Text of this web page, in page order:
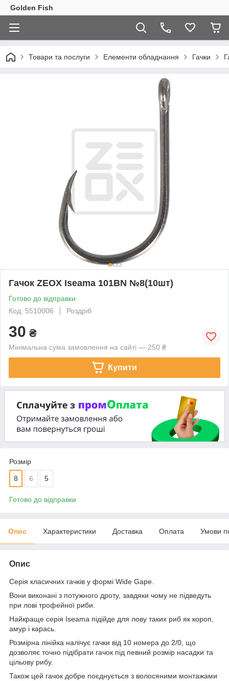
Golden Fish
Товари та послуги Елементи обладнання Гачки
Гачок ZEOX Iseama 101BN №8(10шт)
Готово до відправки
Код: 5510006
Роздріб
30 ₴
Мінімальна сума замовлення на сайті — 250 ₴
Купити
Розмір
8 6 5
Готово до відправки
Опис Характеристики Доставка Оплата Умови
Опис
Серія класичних гачків у формі Wide Gape.
Вони виконані з потужного дроту, завдяки чому не підведуть
при лові трофейної риби.
Найкраще серія Iseama підійде для лову таких риб як короп,
амур і карась.
Розмірна лінійка налічує гачки від 10 номера до 2/0, що
дозволяє точно підібрати гачок під певний розмір насадки та
цільову рибу.
Також цей гачок добре поєднується з волосяними монтажами